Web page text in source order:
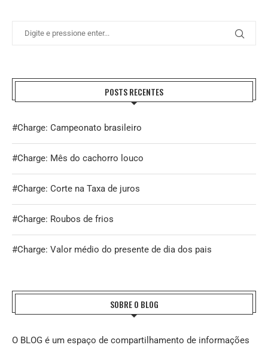
POSTS RECENTES
#Charge: Campeonato brasileiro
#Charge: Mês do cachorro louco
#Charge: Corte na Taxa de juros
#Charge: Roubos de frios
#Charge: Valor médio do presente de dia dos pais
SOBRE O BLOG
O BLOG é um espaço de compartilhamento de informações